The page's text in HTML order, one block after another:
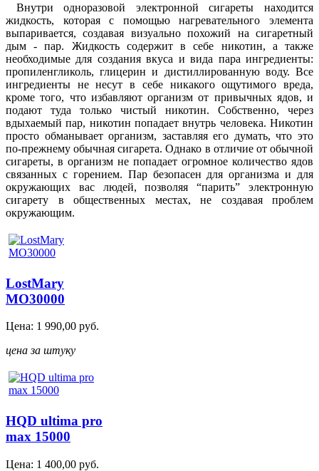
Внутри одноразовой электронной сигареты находится
жидкость, которая с помощью нагревательного элемента
выпаривается, создавая визуально похожий на сигаретный
дым - пар. Жидкость содержит в себе никотин, а также
необходимые для создания вкуса и вида пара ингредиенты:
пропиленгликоль, глицерин и дистиллированную воду. Все
ингредиенты не несут в себе никакого ощутимого вреда,
кроме того, что избавляют организм от привычных ядов, и
подают туда только чистый никотин. Собственно, через
вдыхаемый пар, никотин попадает внутрь человека. Никотин
просто обманывает организм, заставляя его думать, что это
по-прежнему обычная сигарета. Однако в отличие от обычной
сигареты, в организм не попадает огромное количество ядов
связанных с горением. Пар безопасен для организма и для
окружающих вас людей, позволяя “парить” электронную
сигарету в общественных местах, не создавая проблем
окружающим.
LostMary
MO30000
Цена: 1 990,00 руб.
цена за штуку
HQD ultima pro
max 15000
Цена: 1 400,00 руб.